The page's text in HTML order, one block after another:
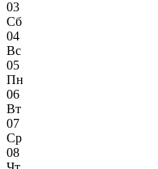
03
Сб
04
Вс
05
Пн
06
Вт
07
Ср
08